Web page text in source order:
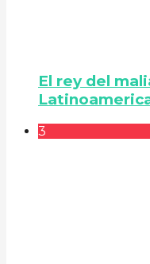
El rey del
3